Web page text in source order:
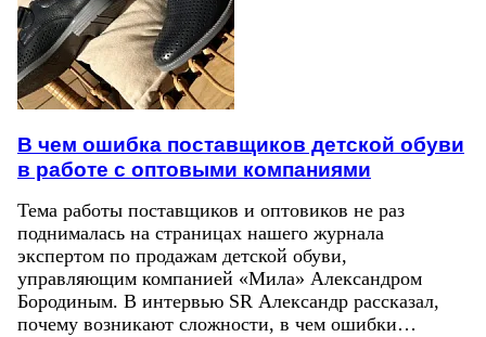
В чем ошибка поставщиков детской обуви
в работе с оптовыми компаниями
Тема работы поставщиков и оптовиков не раз
поднималась на страницах нашего журнала
экспертом по продажам детской обуви,
управляющим компанией «Мила» Александром
Бородиным. В интервью SR Александр рассказал,
почему возникают сложности, в чем ошибки…